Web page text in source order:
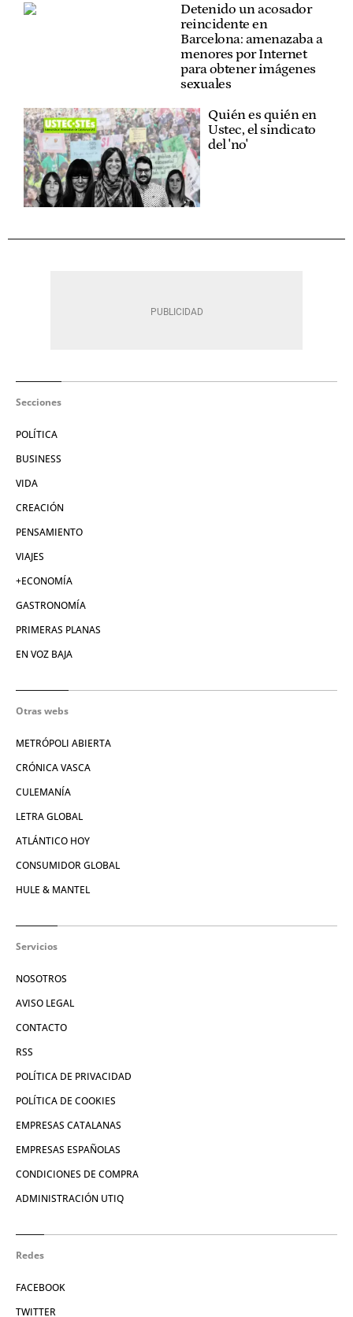
Detenido un acosador
reincidente en
Barcelona: amenazaba a
menores por Internet
para obtener imágenes
sexuales
Quién es quién en
Ustec, el sindicato
del 'no'
Secciones
POLÍTICA
BUSINESS
VIDA
CREACIÓN
PENSAMIENTO
VIAJES
+ECONOMÍA
GASTRONOMÍA
PRIMERAS PLANAS
EN VOZ BAJA
Otras webs
METRÓPOLI ABIERTA
CRÓNICA VASCA
CULEMANÍA
LETRA GLOBAL
ATLÁNTICO HOY
CONSUMIDOR GLOBAL
HULE & MANTEL
Servicios
NOSOTROS
AVISO LEGAL
CONTACTO
RSS
POLÍTICA DE PRIVACIDAD
POLÍTICA DE COOKIES
EMPRESAS CATALANAS
EMPRESAS ESPAÑOLAS
CONDICIONES DE COMPRA
ADMINISTRACIÓN UTIQ
Redes
FACEBOOK
TWITTER